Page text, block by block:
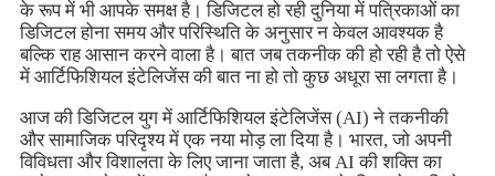
के रूप में भी आपके समक्ष है। डिजिटल हो रही दुनिया में पत्रिकाओं का
डिजिटल होना समय और परिस्थिति के अनुसार न केवल आवश्यक है
बल्कि राह आसान करने वाला है। बात जब तकनीक की हो रही है तो ऐसे
में आर्टिफिशियल इंटेलिजेंस की बात ना हो तो कुछ अधूरा सा लगता है।
आज की डिजिटल युग में आर्टिफिशियल इंटेलिजेंस (AI) ने तकनीकी
और सामाजिक परिदृश्य में एक नया मोड़ ला दिया है। भारत, जो अपनी
विविधता और विशालता के लिए जाना जाता है, अब AI की शक्ति का